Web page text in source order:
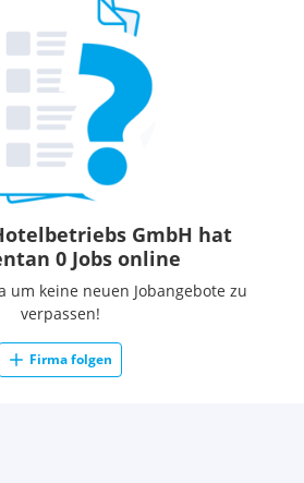
GmbH hat
0 Jobs online
um keine neuen Jobangebote zu
verpassen!
Firma folgen